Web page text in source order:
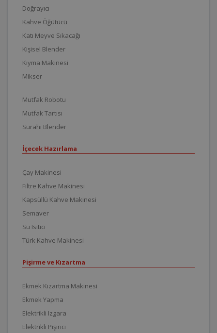
Doğrayıcı
Kahve Öğütücü
Katı Meyve Sıkacağı
Kişisel Blender
Kıyma Makinesi
Mikser
Mutfak Robotu
Mutfak Tartısı
Sürahi Blender
İçecek Hazırlama
Çay Makinesi
Filtre Kahve Makinesi
Kapsüllü Kahve Makinesi
Semaver
Su Isıtıcı
Türk Kahve Makinesi
Pişirme ve Kızartma
Ekmek Kızartma Makinesi
Ekmek Yapma
Elektrikli Izgara
Elektrikli Pişirici